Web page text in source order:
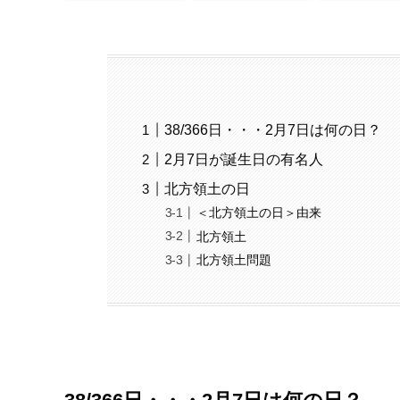
38/366日・・・2月7日は何の日？
2月7日が誕生日の有名人
北方領土の日
＜北方領土の日＞由来
北方領土
北方領土問題